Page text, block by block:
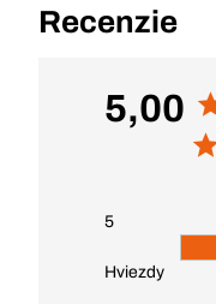
Recenzie
5,00
5
Hviezdy